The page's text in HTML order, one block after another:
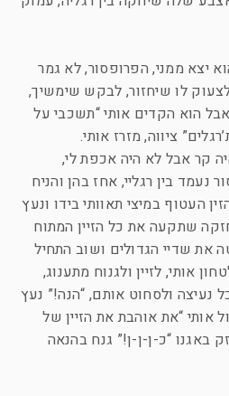
יצא ממני, הפרופסור, לא גמר
לצעוק לו שיחזור, לבקש שימשיך,
הוא הקדים אותי “תשכבי על
ציווה, מזרז אותי.
קר אבל לא היה אכפת לי,
נעמד בין רגליי, אחז בהן והניח
העטוף במיצי תאוותי בידו ונעץ
שתקעה את כל הזיין המתוח
את שדיי הגדולים ושוב התחיל
אותי, לזיין ולגנוח מתענוג,
נעיצה ולסחוט אותם, “הנה!” נעץ
אותי “את אוהבת את הזיין של
באגנו “כ-ן-ן-ן!” גנח בהנאה